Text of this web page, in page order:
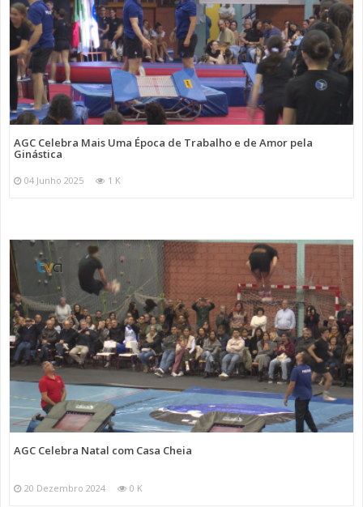
AGC Celebra Mais Uma Época de Trabalho e de Amor pela
Ginástica
04 Junho 2025 1 K
AGC Celebra Natal com Casa Cheia
20 Dezembro 2024 0 K